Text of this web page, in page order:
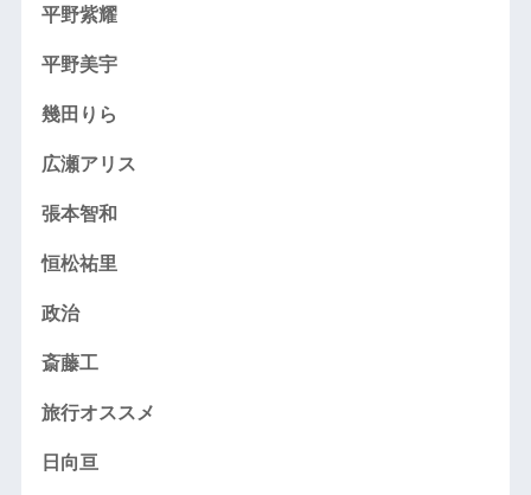
平野紫耀
平野美宇
幾田りら
広瀬アリス
張本智和
恒松祐里
政治
斎藤工
旅行オススメ
日向亘